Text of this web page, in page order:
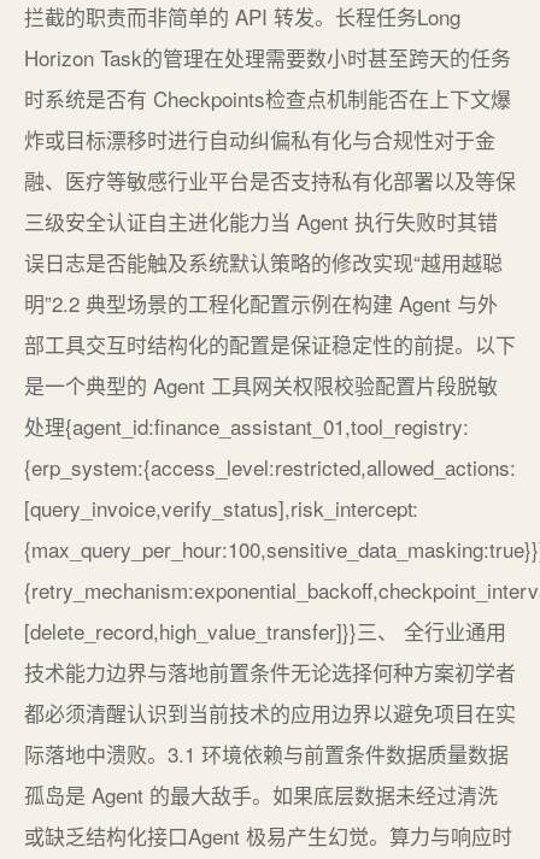
拦截的职责而非简单的 API 转发。长程任务Long
Horizon Task的管理在处理需要数小时甚至跨天的任务
时系统是否有 Checkpoints检查点机制能否在上下文爆
炸或目标漂移时进行自动纠偏私有化与合规性对于金
融、医疗等敏感行业平台是否支持私有化部署以及等保
三级安全认证自主进化能力当 Agent 执行失败时其错
误日志是否能触及系统默认策略的修改实现“越用越聪
明”2.2 典型场景的工程化配置示例在构建 Agent 与外
部工具交互时结构化的配置是保证稳定性的前提。以下
是一个典型的 Agent 工具网关权限校验配置片段脱敏
处理{agent_id:finance_assistant_01,tool_registry:
{erp_system:{access_level:restricted,allowed_actions:
[query_invoice,verify_status],risk_intercept:
[delete_record,high_value_transfer]}}三、 全行业通用
技术能力边界与落地前置条件无论选择何种方案初学者
都必须清醒认识到当前技术的应用边界以避免项目在实
际落地中溃败。3.1 环境依赖与前置条件数据质量数据
孤岛是 Agent 的最大敌手。如果底层数据未经过清洗
或缺乏结构化接口Agent 极易产生幻觉。算力与响应时